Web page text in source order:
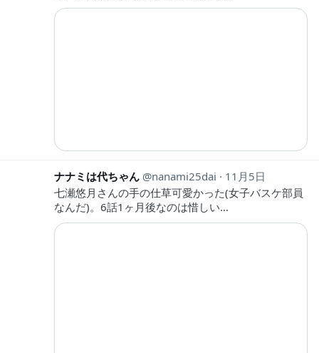
ナナミは代ちゃん nanami25dai
11月5日
七瀬悠月さんの手の仕草可愛かった(女子バスケ部員
なんだ)。6話1ヶ月後なのは惜しい…